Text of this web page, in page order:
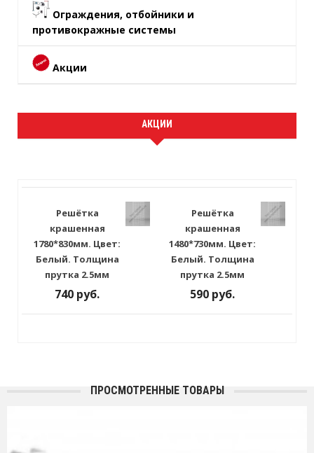
Ограждения, отбойники и
противокражные системы
Акции
АКЦИИ
Решётка
крашенная
1780*830мм. Цвет:
Белый. Толщина
прутка 2.5мм
740 руб.
Решётка
крашенная
1480*730мм. Цвет:
Белый. Толщина
прутка 2.5мм
590 руб.
ПРОСМОТРЕННЫЕ ТОВАРЫ